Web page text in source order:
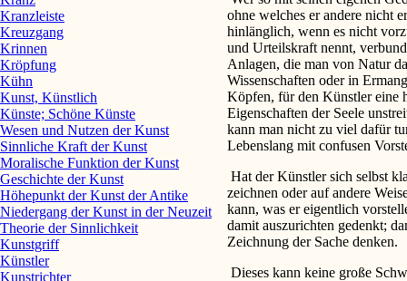
ohne welches er andere nicht
hinlänglich, wenn es nicht
und Urteilskraft nennt,
Anlagen, die man von Natur
Wissenschaften oder in
Köpfen, für den Künstler eine
Eigenschaften der Seele
kann man nicht zu viel dafür
Lebenslang mit confusen
Hat der Künstler sich selbst
zeichnen oder auf andere
kann, was er eigentlich
damit auszurichten gedenkt;
Zeichnung der Sache denken.
Dieses kann keine große
Kranzleiste
Kreuzgang
Krinnen
Kröpfung
Kühn
Kunst, Künstlich
Künste; Schöne Künste
Wesen und Nutzen der Kunst
Sinnliche Kraft der Kunst
Moralische Funktion der Kunst
Geschichte der Kunst
Höhepunkt der Kunst der Antike
Niedergang der Kunst in der Neuzeit
Theorie der Sinnlichkeit
Kunstgriff
Künstler
Kunstrichter